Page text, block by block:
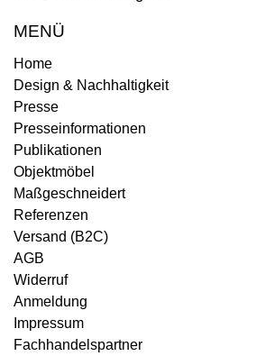
MENÜ
Home
Design & Nachhaltigkeit
Presse
Presseinformationen
Publikationen
Objektmöbel
Maßgeschneidert
Referenzen
Versand (B2C)
AGB
Widerruf
Anmeldung
Impressum
Fachhandelspartner